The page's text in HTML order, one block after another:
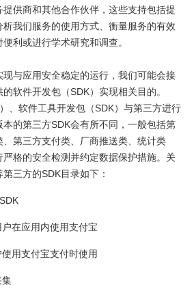
供商和其他合作伙伴，这些支持包括提
我们服务的使用方式、衡量服务的有效
利或进行学术研究和调查。
与应用安全稳定的运行，我们可能会接
软件开发包（SDK）实现相关目的。
、软件工具开发包（SDK）与第三方进行
的第三方SDK会有所不同，一般包括第
第三方支付类、厂商推送类、统计类
格的安全检测并约定数据保护措施。关
三方的SDK目录如下：
在应用内使用支付宝
用支付宝支付时使用
集